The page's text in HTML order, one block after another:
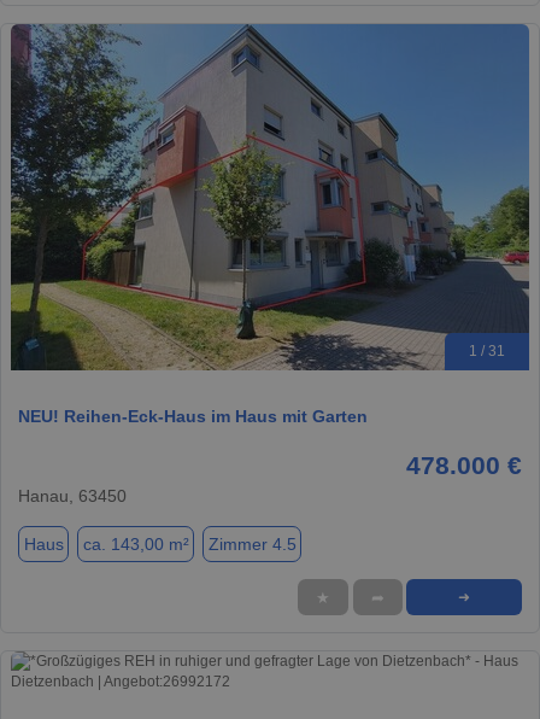
1 / 31
NEU! Reihen-Eck-Haus im Haus mit Garten
478.000 €
Hanau, 63450
Haus ca. 143,00 m² Zimmer 4.5
★ ➦ ➜